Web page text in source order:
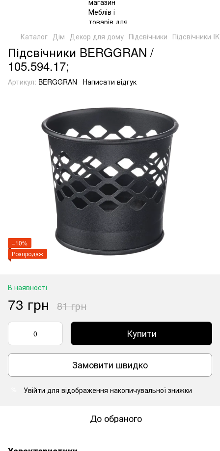
Каталог Дім Декор для дому Підсвічники Підсвічники
Підсвічники BERGGRAN /
105.594.17;
Артикул: BERGGRAN Написати відгук
−10%
Розпродаж
В наявності
73 грн 81 грн
Купити
Замовити швидко
Увійти для відображення накопичувальної знижки
До обраного